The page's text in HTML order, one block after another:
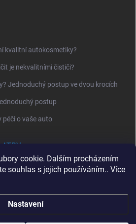
cookie. Dalším procházením
souhlas s jejich používáním.. Více
Nastavení
kvalitní autokosmetiky?
je nekvalitními čističi?
Jednoduchý postup ve dvou krocích
postup
péči o vaše auto
MYJEM. Všechna práva vyhrazena.